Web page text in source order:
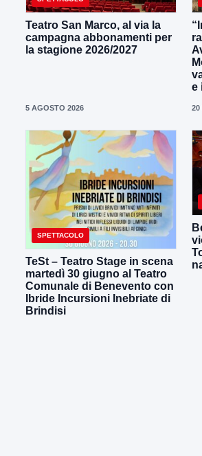
Teatro San Marco, al via la
campagna abbonamenti per
la stagione 2026/2027
5 AGOSTO 2026
e
20
SPETTACOLO
TeSt – Teatro Stage in scena
martedì 30 giugno al Teatro
Comunale di Benevento con
Ibride Incursioni Inebriate di
Brindisi